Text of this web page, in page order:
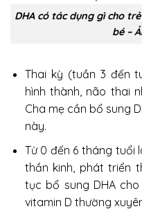
DHA có tác dụng gì cho
bé –
Thai kỳ (tuần 3 đến
hình thành, não thai
Cha mẹ cần bổ sung
này.
Từ 0 đến 6 tháng tuổi
thần kinh, phát triển
tục bổ sung DHA
vitamin D thường